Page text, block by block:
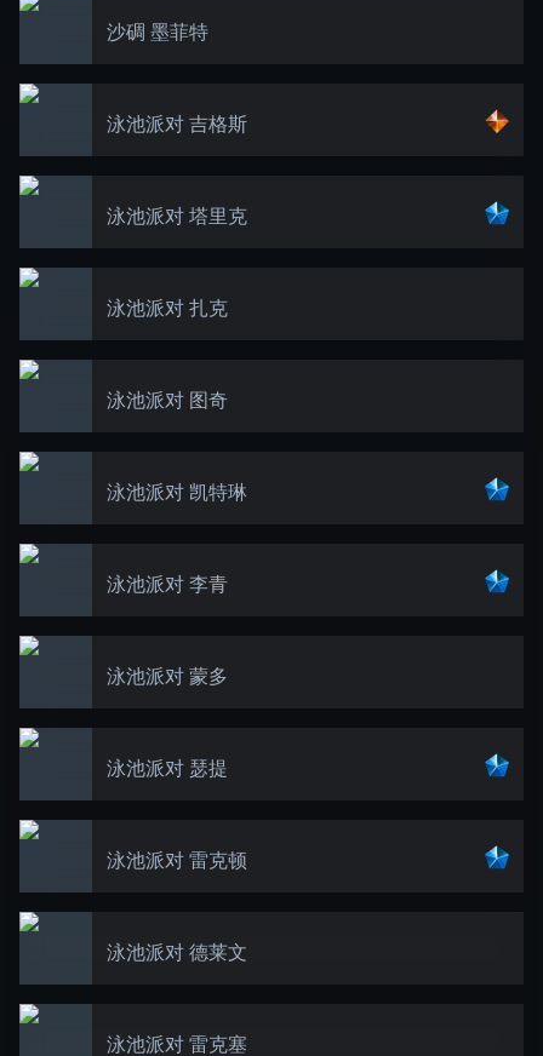
沙碉 墨菲特
泳池派对 吉格斯
泳池派对 塔里克
泳池派对 扎克
泳池派对 图奇
泳池派对 凯特琳
泳池派对 李青
泳池派对 蒙多
泳池派对 瑟提
泳池派对 雷克顿
泳池派对 德莱文
泳池派对 雷克塞